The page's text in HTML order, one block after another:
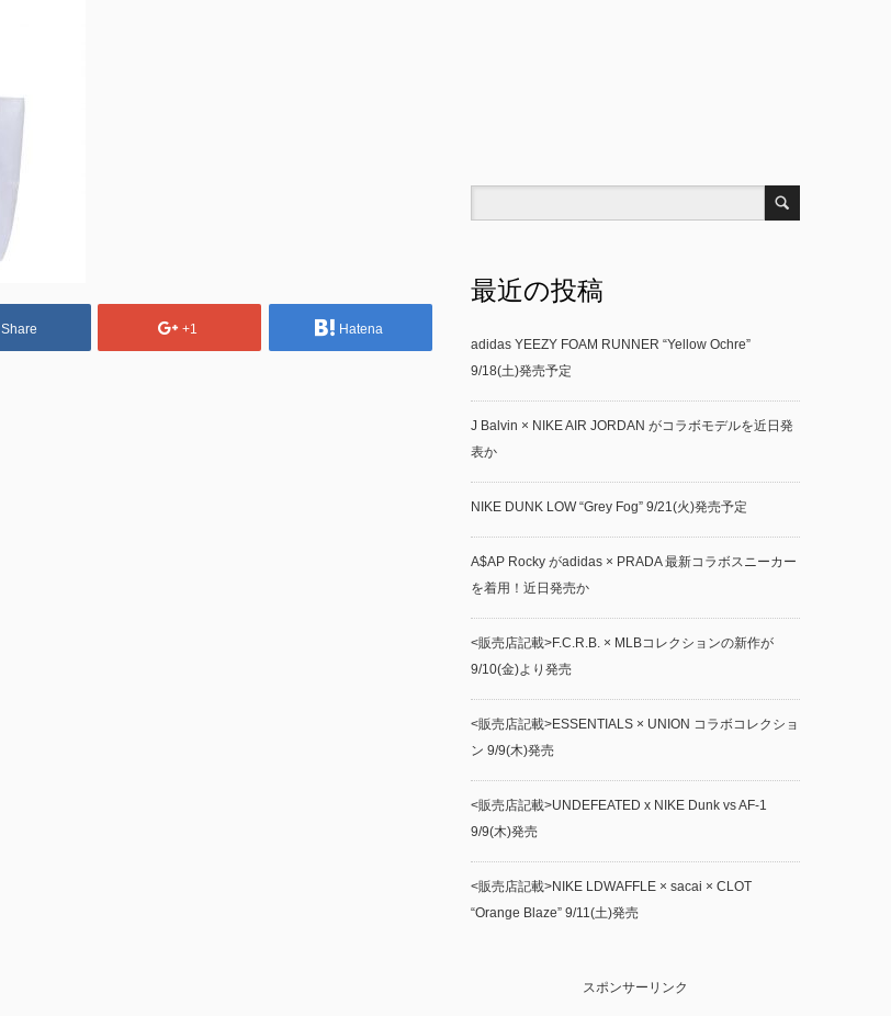
Share +1 Hatena
最近の投稿
adidas YEEZY FOAM RUNNER “Yellow Ochre”
9/18(土)発売予定
J Balvin × NIKE AIR JORDAN がコラボモデルを近日発
表か
NIKE DUNK LOW “Grey Fog” 9/21(火)発売予定
A$AP Rocky がadidas × PRADA 最新コラボスニーカー
を着用！近日発売か
<販売店記載>F.C.R.B. × MLBコレクションの新作が
9/10(金)より発売
<販売店記載>ESSENTIALS × UNION コラボコレクショ
ン 9/9(木)発売
<販売店記載>UNDEFEATED x NIKE Dunk vs AF-1
9/9(木)発売
<販売店記載>NIKE LDWAFFLE × sacai × CLOT
“Orange Blaze” 9/11(土)発売
スポンサーリンク